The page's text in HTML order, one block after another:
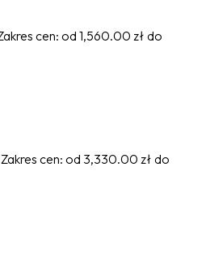
cen: od 1,560.00 zł do
Zakres cen: od 3,330.00 zł do